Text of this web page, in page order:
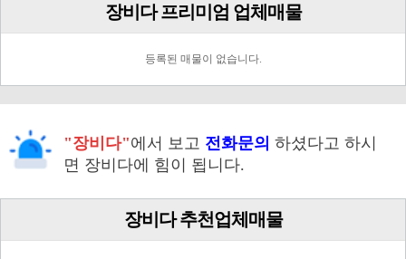
장비다 프리미엄 업체매물
등록된 매물이 없습니다.
"장비다"에서 보고 전화문의 하셨다고 하시
면 장비다에 힘이 됩니다.
장비다 추천업체매물